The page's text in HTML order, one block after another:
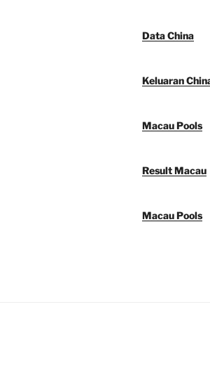
Data China
Keluaran
Macau Pools
Result Macau
Macau Pools